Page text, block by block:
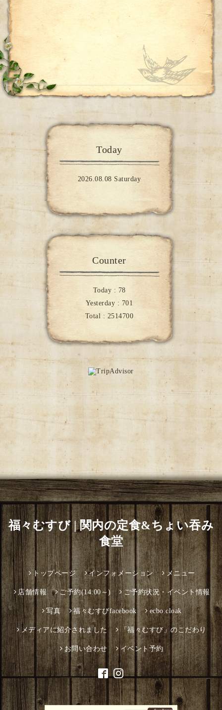
Today
2026.08.08 Saturday
Counter
Today : 78
Yesterday : 701
Total : 2514700
福々むすび | 関内の定食&ちょい吞み
食堂
トップページ インフォメーション メニュー
店舗情報 ご予約(14:00～) ご予約状況・イベント情報
写真 福々むすびfacebook ecbo.cloak
メディアに紹介されました 「福々むすび」のこだわり
お問い合わせ イベント予約